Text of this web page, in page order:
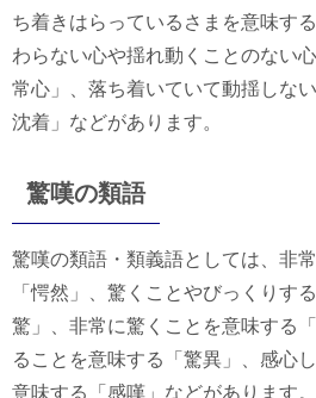
ち着きはらっているさまを意味す
わらない心や揺れ動くことのない
常心」、落ち着いていて動揺しな
沈着」などがあります。
驚嘆の類語
驚嘆の類語・類義語としては、非
「愕然」、驚くことやびっくりす
驚」、非常に驚くことを意味する
ることを意味する「驚異」、感心
意味する「感嘆」などがあります。